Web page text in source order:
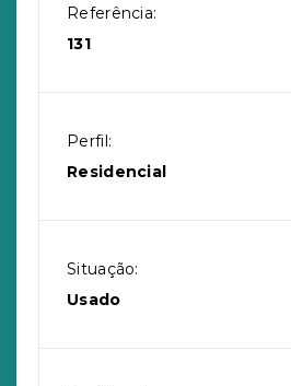
Referência:
131
Perfil:
Residencial
Situação:
Usado